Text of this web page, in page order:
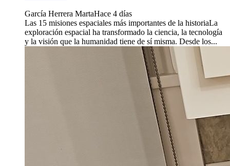
García Herrera MartaHace 4 días
Las 15 misiones espaciales más importantes de la historiaLa
exploración espacial ha transformado la ciencia, la tecnología
y la visión que la humanidad tiene de sí misma. Desde los...